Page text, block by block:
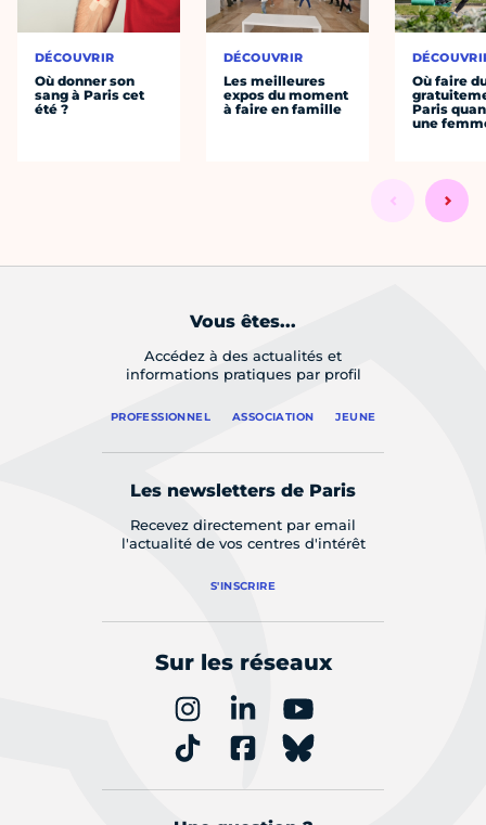
DÉCOUVRIR
Où donner son
sang à Paris cet
été ?
DÉCOUVRIR
Les meilleures
expos du moment
à faire en famille
Où faire
Paris
une
Vous êtes...
Accédez à des actualités et
informations pratiques par profil
PROFESSIONNEL ASSOCIATION JEUNE
Les newsletters de Paris
Recevez directement par email
l'actualité de vos centres d'intérêt
S'INSCRIRE
Sur les réseaux